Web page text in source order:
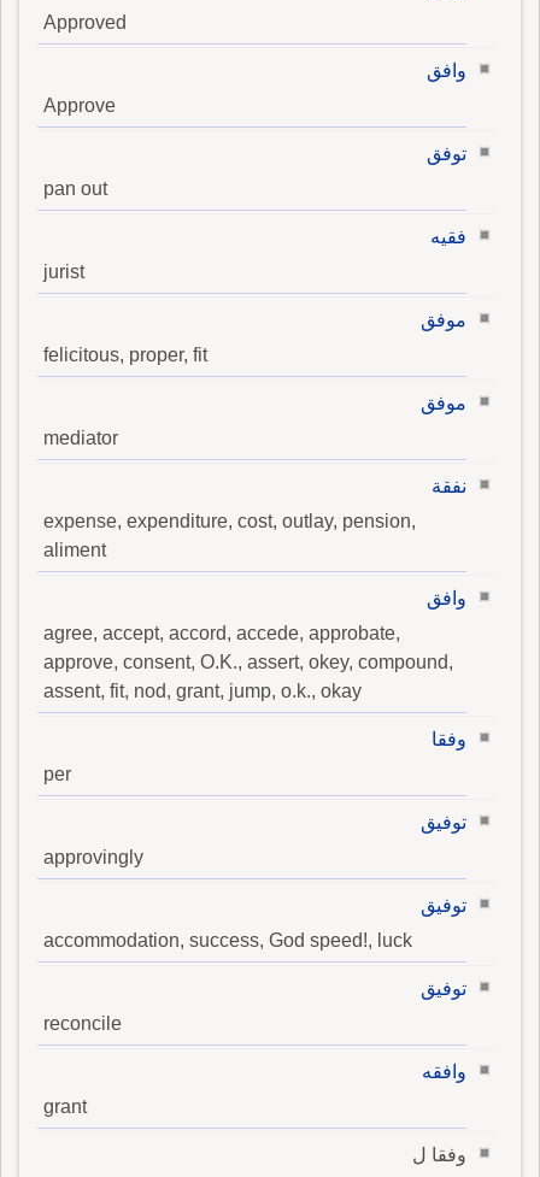
Approved
وافق
Approve
توفق
pan out
فقيه
jurist
موفق
felicitous, proper, fit
موفق
mediator
نفقة
expense, expenditure, cost, outlay, pension,
aliment
وافق
agree, accept, accord, accede, approbate,
approve, consent, O.K., assert, okey, compound,
assent, fit, nod, grant, jump, o.k., okay
وفقا
per
توفيق
approvingly
توفيق
accommodation, success, God speed!, luck
توفيق
reconcile
وافقه
grant
وفقا ل